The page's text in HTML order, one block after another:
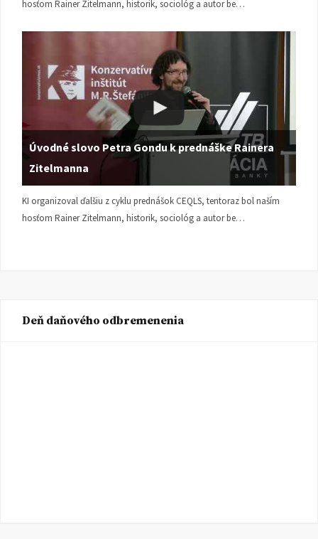
hosťom Rainer Zitelmann, historik, sociológ a autor be…
Úvodné slovo Petra Gondu k prednáške Rainera
Zitelmanna
KI organizoval ďalšiu z cyklu prednášok CEQLS, tentoraz bol naším
hosťom Rainer Zitelmann, historik, sociológ a autor be…
Deň daňového odbremenenia